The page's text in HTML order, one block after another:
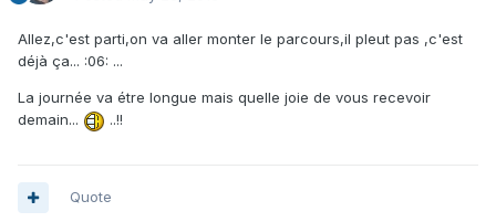
Allez,c'est parti,on va aller monter le parcours,il pleut pas ,c'est
déjà ça... :06: ...
La journée va étre longue mais quelle joie de vous recevoir
demain...
..!!
Quote